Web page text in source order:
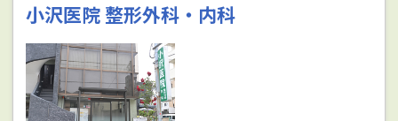
小沢医院 整形外科・内科